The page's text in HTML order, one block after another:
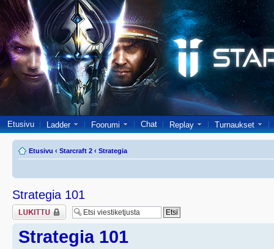
Etusivu Ladder Foorumi Chat Replay Turnaukset
Etusivu ‹ Starcraft 2 ‹ Strategia
Strategia 101
Viestiketju on
lukittu
Strategia 101